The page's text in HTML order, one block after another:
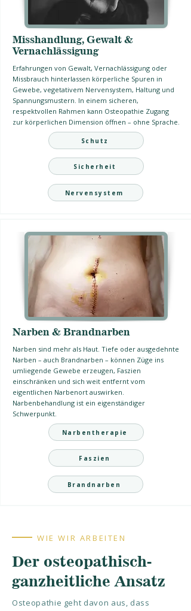
Misshandlung, Gewalt &
Vernachlässigung
Erfahrungen von Gewalt, Vernachlässigung oder
Missbrauch hinterlassen körperliche Spuren in
Gewebe, vegetativem Nervensystem, Haltung und
Spannungsmustern. In einem sicheren,
respektvollen Rahmen kann Osteopathie Zugang
zur körperlichen Dimension öffnen – ohne Sprache.
Schutz
Sicherheit
Nervensystem
Narben & Brandnarben
Narben sind mehr als Haut. Tiefe oder ausgedehnte
Narben – auch Brandnarben – können Züge ins
umliegende Gewebe erzeugen, Faszien
einschränken und sich weit entfernt vom
eigentlichen Narbenort auswirken.
Narbenbehandlung ist ein eigenständiger
Schwerpunkt.
Narbentherapie
Faszien
Brandnarben
WIE WIR ARBEITEN
Der osteopathisch-
ganzheitliche Ansatz
Osteopathie geht davon aus, dass